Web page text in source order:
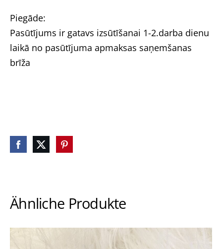
Piegāde:
Pasūtījums ir gatavs izsūtīšanai 1-2.darba dienu
laikā no pasūtījuma apmaksas saņemšanas
brīža
Ähnliche Produkte